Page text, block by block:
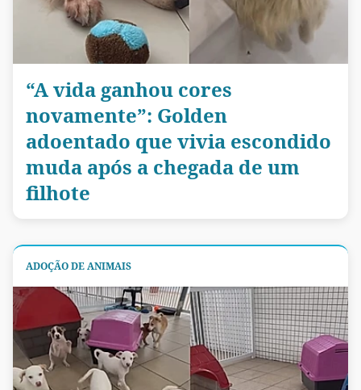
“A vida ganhou cores
novamente”: Golden
adoentado que vivia escondido
muda após a chegada de um
filhote
ADOÇÃO DE ANIMAIS